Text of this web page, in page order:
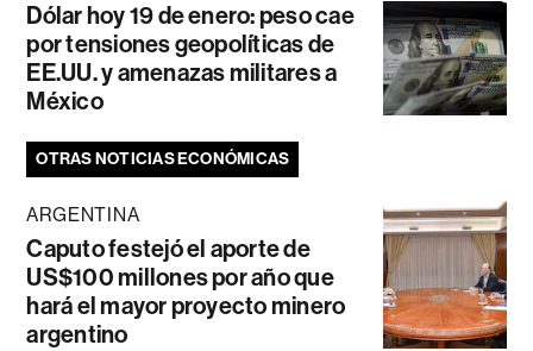
Dólar hoy 19 de enero: peso cae
por tensiones geopolíticas de
EE.UU. y amenazas militares a
México
OTRAS NOTICIAS ECONÓMICAS
ARGENTINA
Caputo festejó el aporte de
US$100 millones por año que
hará el mayor proyecto minero
argentino